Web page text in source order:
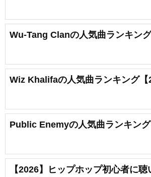
Wu-Tang Clanの人気曲ランキング
Wiz Khalifaの人気曲ランキング【
Public Enemyの人気曲ランキング
【2026】ヒップホップ初心者に